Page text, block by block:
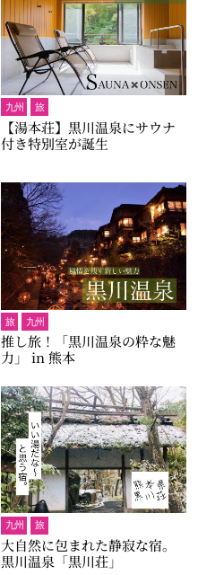
九州 旅
【湯本荘】黒川温泉にサウナ
付き特別室が誕生
旅 九州
推し旅！「黒川温泉の粋な魅
力」 in 熊本
九州 旅
大自然に包まれた静寂な宿。
黒川温泉「黒川荘」